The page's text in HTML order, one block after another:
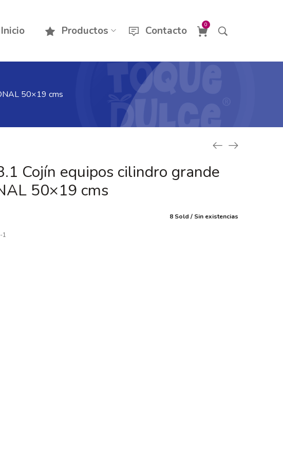
Inicio Productos Contacto 0
50×19 cms
Cojín equipos cilindro grande
50×19 cms
8 Sold Sin existencias
1